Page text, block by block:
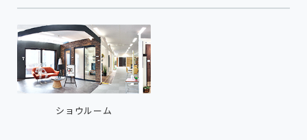
ショウルーム